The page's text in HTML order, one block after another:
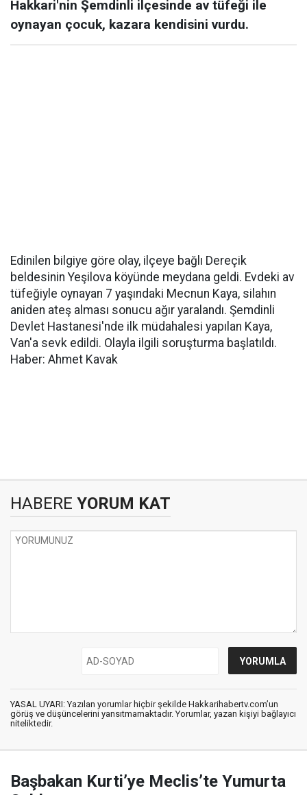
Hakkari'nin Şemdinli ilçesinde av tüfeği ile
oynayan çocuk, kazara kendisini vurdu.
Edinilen bilgiye göre olay, ilçeye bağlı Dereçik
beldesinin Yeşilova köyünde meydana geldi. Evdeki av
tüfeğiyle oynayan 7 yaşındaki Mecnun Kaya, silahın
aniden ateş alması sonucu ağır yaralandı. Şemdinli
Devlet Hastanesi'nde ilk müdahalesi yapılan Kaya,
Van'a sevk edildi. Olayla ilgili soruşturma başlatıldı.
Haber: Ahmet Kavak
HABERE YORUM KAT
YASAL UYARI: Yazılan yorumlar hiçbir şekilde Hakkarihabertv.com’un
görüş ve düşüncelerini yansıtmamaktadır. Yorumlar, yazan kişiyi bağlayıcı
niteliktedir.
Başbakan Kurti’ye Meclis’te Yumurta